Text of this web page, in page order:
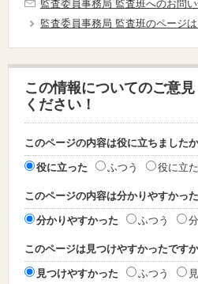
監査委員事務局 監査班へのお問
監査委員事務局 監査班のページ
この情報についてのご意
ください！
このページの内容は役に立ちました
役に立った ふつう 役に立
このページの内容は分かりやすかっ
分かりやすかった ふつう
このページは見つけやすかったです
見つけやすかった ふつう